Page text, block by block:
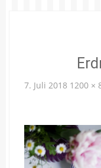
7. Juli 2018 1200 ×